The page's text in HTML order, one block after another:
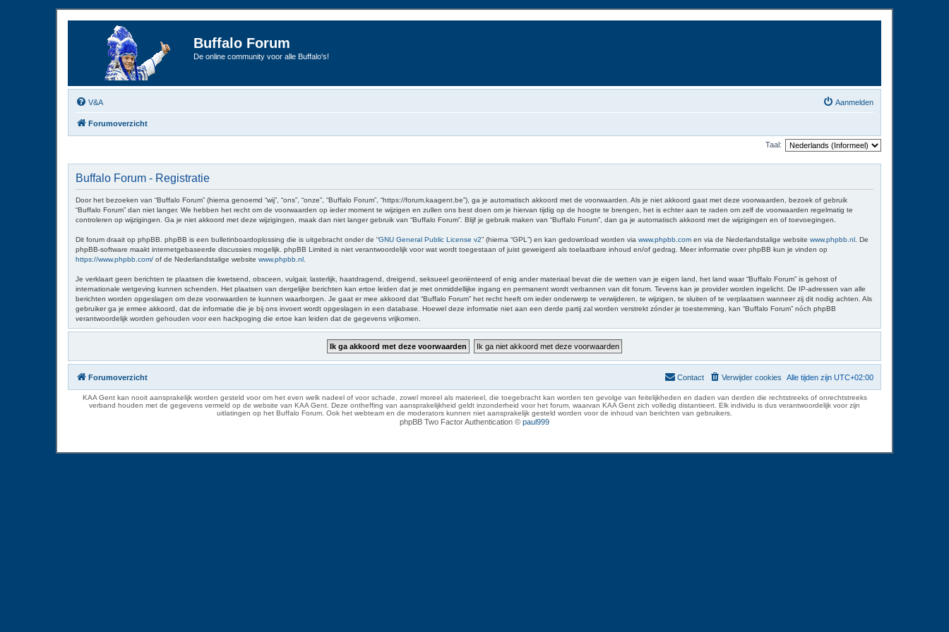
Buffalo Forum
De online community voor alle Buffalo's!
V&A Aanmelden
Forumoverzicht
Taal:
Buffalo Forum - Registratie
Door het bezoeken van “Buffalo Forum” (hierna genoemd “wij”, “ons”, “onze”, “Buffalo Forum”, “https://forum.kaagent.be”), ga je automatisch akkoord met de voorwaarden. Als je niet akkoord gaat met deze voorwaarden, bezoek of gebruik
“Buffalo Forum” dan niet langer. We hebben het recht om de voorwaarden op ieder moment te wijzigen en zullen ons best doen om je hiervan tijdig op de hoogte te brengen, het is echter aan te raden om zelf de voorwaarden regelmatig te
controleren op wijzigingen. Ga je niet akkoord met deze wijzigingen, maak dan niet langer gebruik van “Buffalo Forum”. Blijf je gebruik maken van “Buffalo Forum”, dan ga je automatisch akkoord met de wijzigingen en of toevoegingen.
Dit forum draait op phpBB. phpBB is een bulletinboardoplossing die is uitgebracht onder de “GNU General Public License v2” (hierna “GPL”) en kan gedownload worden via www.phpbb.com en via de Nederlandstalige website www.phpbb.nl . De
phpBB-software maakt internetgebaseerde discussies mogelijk. phpBB Limited is niet verantwoordelijk voor wat wordt toegestaan of juist geweigerd als toelaatbare inhoud en/of gedrag. Meer informatie over phpBB kun je vinden op
https://www.phpbb.com/ of de Nederlandstalige website www.phpbb.nl
Je verklaart geen berichten te plaatsen die kwetsend, obsceen, vulgair, lasterlijk, haatdragend, dreigend, seksueel georiënteerd of enig ander materiaal bevat die de wetten van je eigen land, het land waar “Buffalo Forum” is gehost of
internationale wetgeving kunnen schenden. Het plaatsen van dergelijke berichten kan ertoe leiden dat je met onmiddellijke ingang en permanent wordt verbannen van dit forum. Tevens kan je provider worden ingelicht. De IP-adressen van alle
berichten worden opgeslagen om deze voorwaarden te kunnen waarborgen. Je gaat er mee akkoord dat “Buffalo Forum” het recht heeft om ieder onderwerp te verwijderen, te wijzigen, te sluiten of te verplaatsen wanneer zij dit nodig achten. Als
gebruiker ga je ermee akkoord, dat de informatie die je bij ons invoert wordt opgeslagen in een database. Hoewel deze informatie niet aan een derde partij zal worden verstrekt zónder je toestemming, kan “Buffalo Forum” nóch phpBB
verantwoordelijk worden gehouden voor een hackpoging die ertoe kan leiden dat de gegevens vrijkomen.
Forumoverzicht Alle tijden zijn UTC+02:00
Verwijder cookies
Contact
KAA Gent kan nooit aansprakelijk worden gesteld voor om het even welk nadeel of voor schade, zowel moreel als materieel, die toegebracht kan worden ten gevolge van feitelijkheden en daden van derden die rechtstreeks of onrechtstreeks
verband houden met de gegevens vermeld op de website van KAA Gent. Deze ontheffing van aansprakelijkheid geldt inzonderheid voor het forum, waarvan KAA Gent zich volledig distantieert. Elk individu is dus verantwoordelijk voor zijn
uitlatingen op het Buffalo Forum. Ook het webteam en de moderators kunnen niet aansprakelijk gesteld worden voor de inhoud van berichten van gebruikers.
phpBB Two Factor Authentication © paul999